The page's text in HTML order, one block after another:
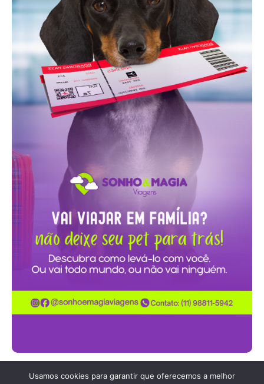
Usamos cookies para garantir que oferecemos a melhor